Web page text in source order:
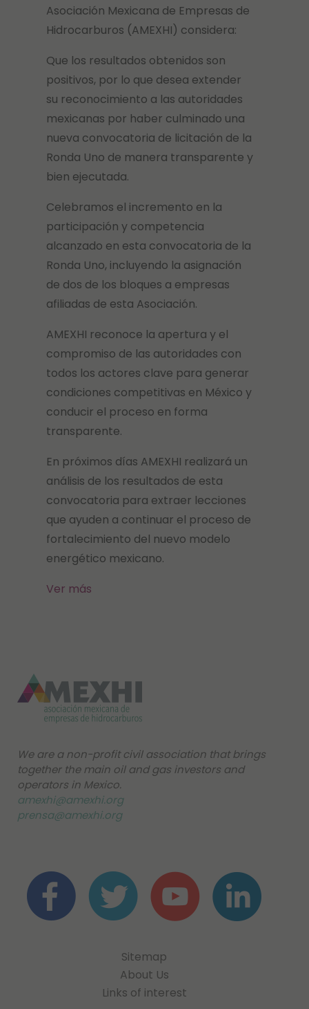
Asociación Mexicana de Empresas de
Hidrocarburos (AMEXHI) considera:
Que los resultados obtenidos son
positivos, por lo que desea extender
su reconocimiento a las autoridades
mexicanas por haber culminado una
nueva convocatoria de licitación de la
Ronda Uno de manera transparente y
bien ejecutada.
Celebramos el incremento en la
participación y competencia
alcanzado en esta convocatoria de la
Ronda Uno, incluyendo la asignación
de dos de los bloques a empresas
afiliadas de esta Asociación.
AMEXHI reconoce la apertura y el
compromiso de las autoridades con
todos los actores clave para generar
condiciones competitivas en México y
conducir el proceso en forma
transparente.
En próximos días AMEXHI realizará un
análisis de los resultados de esta
convocatoria para extraer lecciones
que ayuden a continuar el proceso de
fortalecimiento del nuevo modelo
energético mexicano.
Ver más
We are a non-profit civil association that brings
together the main oil and gas investors and
operators in Mexico.
amexhi@amexhi.org
prensa@amexhi.org
Sitemap
About Us
Links of interest